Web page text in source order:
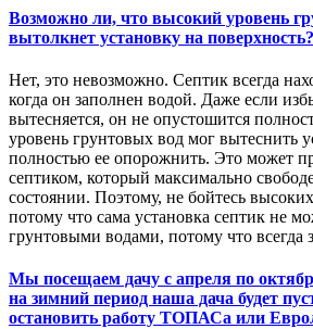
Возможно ли, что высокий уровень
вытолкнет установку на поверхность?
Нет, это невозможно. Септик всегда
когда он заполнен водой. Даже если
вытесняется, он не опустошится
уровень грунтовых вод мог вытеснить
полностью ее опорожнить. Это может
септиком, который максимально
состоянии. Поэтому, не бойтесь
потому что сама установка септик не
грунтовыми водами, потому что всегда
Мы посещаем дачу с апреля по
на зимний период наша дача будет
остановить работу ТОПАСа или